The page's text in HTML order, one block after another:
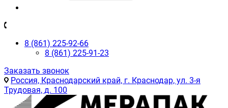
8 (861) 225-92-66
8 (861) 225-91-23
Заказать звонок
Россия, Краснодарский край, г. Краснодар, ул. 3-я
Трудовая, д. 100